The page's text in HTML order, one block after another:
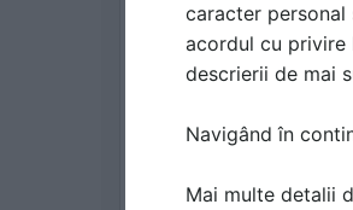
caracter personal
acordul cu privire
descrierii de mai
Navigând în
Mai multe detalii